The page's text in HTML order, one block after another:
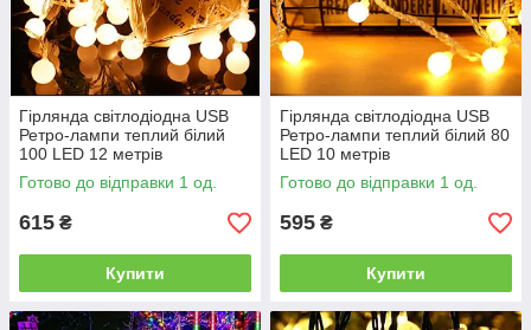
Гірлянда світлодіодна USB
Ретро-лампи теплий білий
100 LED 12 метрів
Готово до відправки 1 од.
615 ₴
Купити
Гірлянда світлодіодна USB
Ретро-лампи теплий білий 80
LED 10 метрів
Готово до відправки 1 од.
595 ₴
Купити